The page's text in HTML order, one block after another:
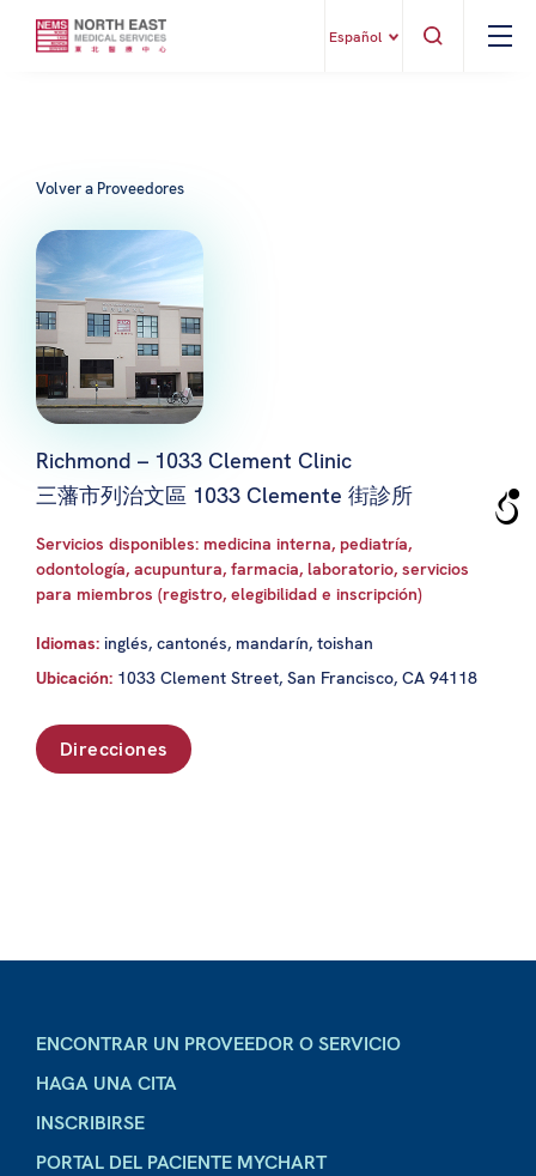
Español
Volver a Proveedores
Richmond – 1033 Clement Clinic
三藩市列治文區 1033 Clemente 街診所
Servicios disponibles: medicina interna, pediatría,
odontología, acupuntura, farmacia, laboratorio, servicios
para miembros (registro, elegibilidad e inscripción)
Idiomas: inglés, cantonés, mandarín, toishan
Ubicación: 1033 Clement Street, San Francisco, CA 94118
Direcciones
ENCONTRAR UN PROVEEDOR O SERVICIO
HAGA UNA CITA
INSCRIBIRSE
PORTAL DEL PACIENTE MYCHART